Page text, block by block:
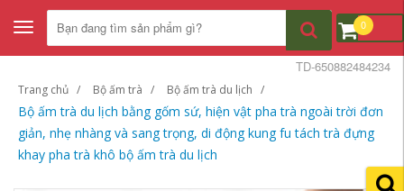
Toggle
navigation
0
Trang chủ Bộ ấm trà Bộ ấm trà du lịch
Bộ ấm trà du lịch bằng gốm sứ, hiện vật pha trà ngoài trời đơn
giản, nhẹ nhàng và sang trọng, di động kung fu tách trà đựng
khay pha trà khô bộ ấm trà du lịch
TD-650882484234